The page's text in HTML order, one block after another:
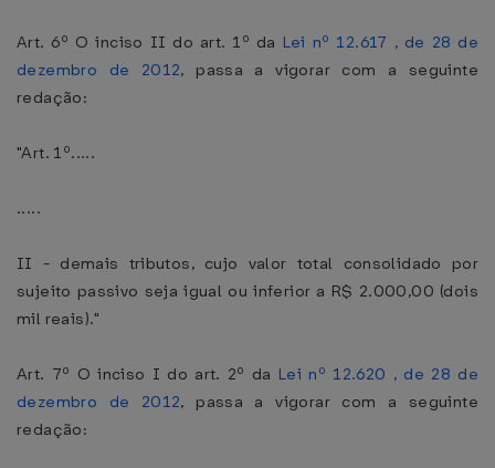
Art. 6º O inciso II do art. 1º da Lei nº 12.617 , de 28 de
dezembro de 2012, passa a vigorar com a seguinte
redação:
"Art. 1º.....
.....
II - demais tributos, cujo valor total consolidado por
sujeito passivo seja igual ou inferior a R$ 2.000,00 (dois
mil reais)."
Art. 7º O inciso I do art. 2º da Lei nº 12.620 , de 28 de
dezembro de 2012, passa a vigorar com a seguinte
redação: